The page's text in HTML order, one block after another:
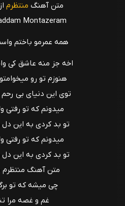
متن آهنگ منتظرم از
Montazeram
همه عمرمو باختم
اخه جز منه عاشق کی
هنوزم تو رو
توی این دنیای بی
میدونم که تو رفتی
تو بد کردی به این دل
میدونم که تو رفتی
تو بد کردی به این دل
متن آهنگ
چی میشه که تو
غم و غصه مرا